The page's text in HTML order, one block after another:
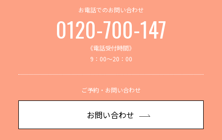
お電話でのお問い合わせ
0120-700-147
《電話受付時間》
9：00～20：00
ご予約・お問い合わせ
お問い合わせ